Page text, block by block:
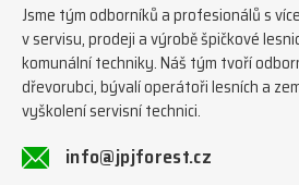
Jsme tým odborníků a profesionálů s
v servisu, prodeji a výrobě špičkové
komunální techniky. Náš tým tvoří
dřevorubci, bývalí operátoři lesních a
vyškolení servisní technici.
info@jpjforest.cz